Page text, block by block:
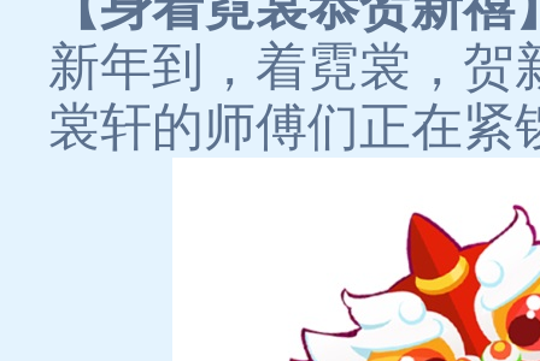
新年到，着霓裳，贺
裳轩的师傅们正在紧